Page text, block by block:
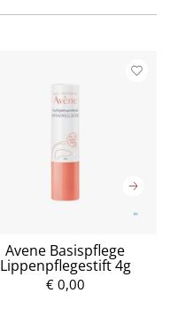
Avene Basispflege
Lippenpflegestift 4g
€ 0,00